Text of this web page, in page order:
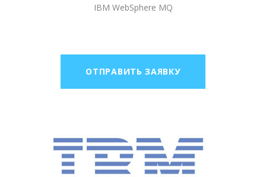
IBM WebSphere MQ
ОТПРАВИТЬ ЗАЯВКУ